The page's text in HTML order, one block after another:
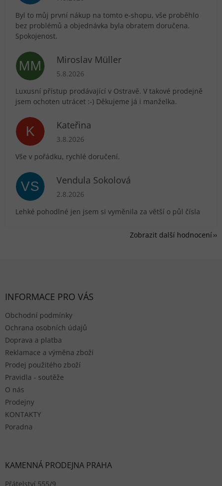
Byl to můj první nákup na tomto e-shopu, vše proběhlo
bez problémů a objednávka byla obratem doručena.
Spokojenost.
MM Miroslav Müller
Hodnocení obchodu je 5 z 5 hvězdiček.
5.8.2026
Luxusní přístup prodávající v Ostravě. V takové prodejně
jsem ochoten utrácet :-) Děkujeme já i manželka.
K Kateřina
Hodnocení obchodu je 5 z 5 hvězdiček.
3.8.2026
Vše v pořádku, rychlé doručení.
VS Vendula Sokolová
Hodnocení obchodu je 5 z 5 hvězdiček.
2.8.2026
Lehké pohodlné jen jsem si vyměnila za větší o půl čísla
Zobrazit další hodnocení
INFORMACE PRO VÁS
Obchodní podmínky
Ochrana osobních údajů
Doprava a platba
Reklamace a výměna zboží
Prodej použitého zboží
Pravidla - soutěže
O nás
Prodejny
KONTAKTY
Poradna
KAMENNÁ PRODEJNA PRAHA
Přátelství 555/9